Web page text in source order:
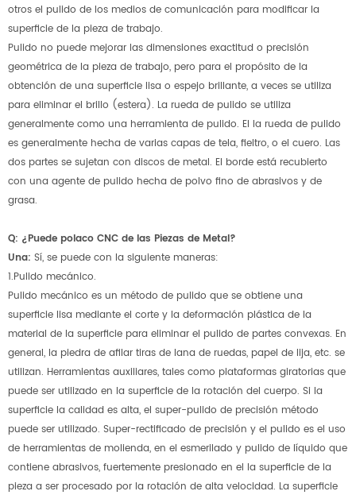
otros el pulido de los medios de comunicación para modificar la
superficie de la pieza de trabajo.
Pulido no puede mejorar las dimensiones exactitud o precisión
geométrica de la pieza de trabajo, pero para el propósito de la
obtención de una superficie lisa o espejo brillante, a veces se utiliza
para eliminar el brillo (estera). La rueda de pulido se utiliza
generalmente como una herramienta de pulido. El la rueda de pulido
es generalmente hecha de varias capas de tela, fieltro, o el cuero. Las
dos partes se sujetan con discos de metal. El borde está recubierto
con una agente de pulido hecha de polvo fino de abrasivos y de
grasa.
Q: ¿Puede polaco CNC de las Piezas de Metal?
Una: Sí, se puede con la siguiente maneras:
1.Pulido mecánico.
Pulido mecánico es un método de pulido que se obtiene una
superficie lisa mediante el corte y la deformación plástica de la
material de la superficie para eliminar el pulido de partes convexas. En
general, la piedra de afilar tiras de lana de ruedas, papel de lija, etc. se
utilizan. Herramientas auxiliares, tales como plataformas giratorias que
puede ser utilizado en la superficie de la rotación del cuerpo. Si la
superficie la calidad es alta, el super-pulido de precisión método
puede ser utilizado. Super-rectificado de precisión y el pulido es el uso
de herramientas de molienda, en el esmerilado y pulido de líquido que
contiene abrasivos, fuertemente presionado en el la superficie de la
pieza a ser procesado por la rotación de alta velocidad. La superficie